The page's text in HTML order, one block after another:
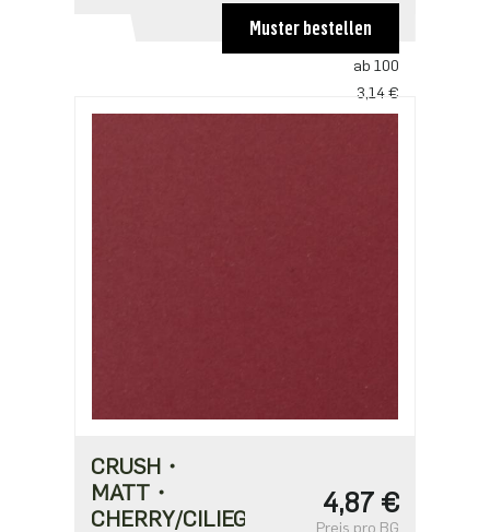
3,25 €
ab 100
3,14 €
Muster bestellen
CRUSH・
MATT・
CHERRY/CILIEGIA
4,87 €
Preis pro BG